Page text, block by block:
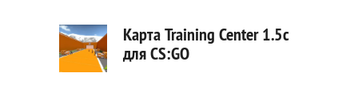
Карта Training Center 1.5c
для CS:GO